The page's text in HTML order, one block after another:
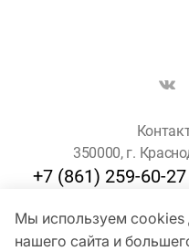
Мы используем cookies
нашего сайта и
350000, г.
+7 (861) 259-60-27
Для